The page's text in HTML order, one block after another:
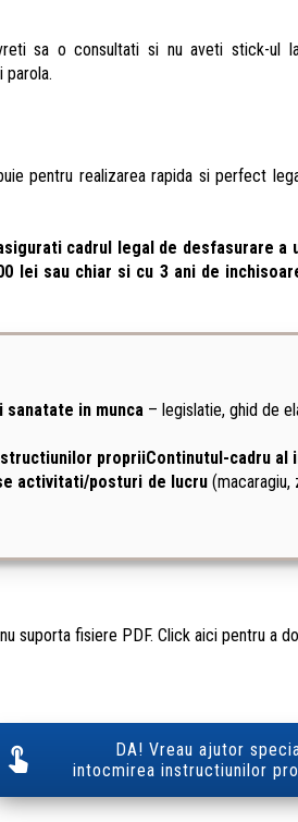
sa o consultati si nu aveti stick-ul
parola.
pentru realizarea rapida si perfect
cadrul legal de desfasurare
lei sau chiar si cu 3 ani de
in munca – legislatie, ghid de
propriiContinutul-cadru
activitati/posturi de lucru(macaragiu,
suporta fisiere PDF. Click aici pentru a
DA! Vreau ajutor
intocmirea instructiunilor